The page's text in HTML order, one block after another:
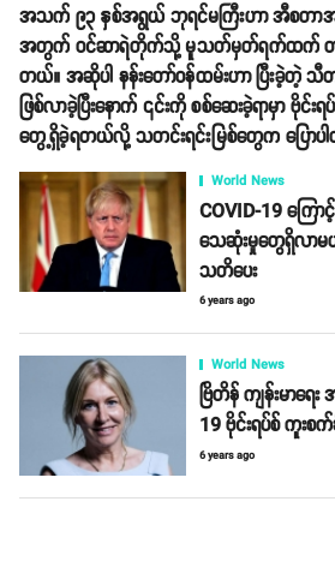
အသက် ၉၃ နှစ်အရွယ် ဘုရင်မကြီးဟာ အီစတာအ
အတွက် ဝင်ဆာရဲတိုက်သို့ မူသတ်မှတ်ရက်ထက် တစ်
တယ်။ အဆိုပါ နန်းတော်ဝန်ထမ်းဟာ ပြီးခဲ့တဲ့
ဖြစ်လာခဲ့ပြီးနောက် ၎င်းကို စစ်ဆေးခဲ့ရာမှာ ဗိုင်း
တွေ့ရှိခဲ့ရတယ်လို့ သတင်းရင်းမြစ်တွေက ပြောပ
World News
COVID-19 ကြေ
သေဆုံးမှုတွေရှိလာမ
သတိပေး
6 years ago
World News
ဗြိတိန် ကျန်းမာရေ
19 ဗိုင်းရပ်စ် ကူးစ
6 years ago